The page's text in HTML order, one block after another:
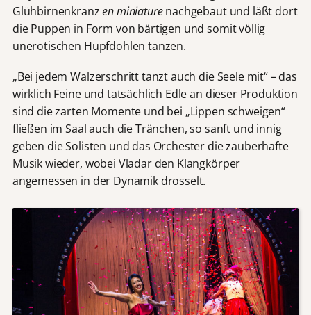
Glühbirnenkranzen miniaturenachgebaut und läßt dort
die Puppen in Form von bärtigen und somit völlig
unerotischen Hupfdohlen tanzen.
„Bei jedem Walzerschritt tanzt auch die Seele mit“ – das
wirklich Feine und tatsächlich Edle an dieser Produktion
sind die zarten Momente und bei „Lippen schweigen“
fließen im Saal auch die Tränchen, so sanft und innig
geben die Solisten und das Orchester die zauberhafte
Musik wieder, wobei Vladar den Klangkörper
angemessen in der Dynamik drosselt.